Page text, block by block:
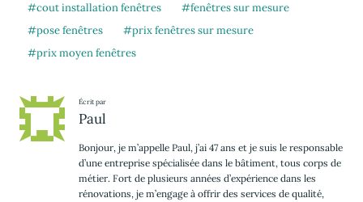
cout installation fenêtres
fenêtres sur mesure
pose fenêtres
prix fenêtres sur mesure
prix moyen fenêtres
Écrit par
Paul
Bonjour, je m’appelle Paul, j’ai 47 ans et je suis le responsable
d’une entreprise spécialisée dans le bâtiment, tous corps de
métier. Fort de plusieurs années d’expérience dans les
rénovations, je m’engage à offrir des services de qualité,